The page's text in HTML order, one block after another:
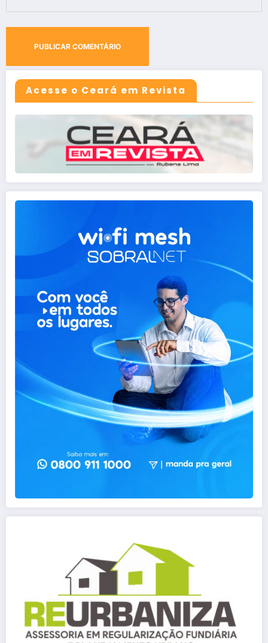
Acesse o Ceará em Revista